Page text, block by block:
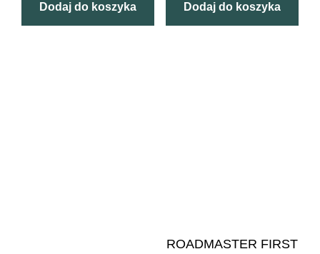
Dodaj do koszyka Dodaj do koszyka
ROADMASTER FIRST